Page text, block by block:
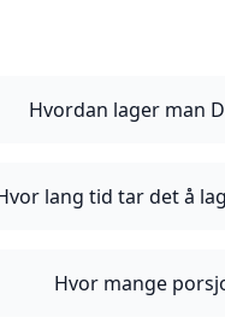
Hvordan lager man
lang tid tar det å
Hvor mange